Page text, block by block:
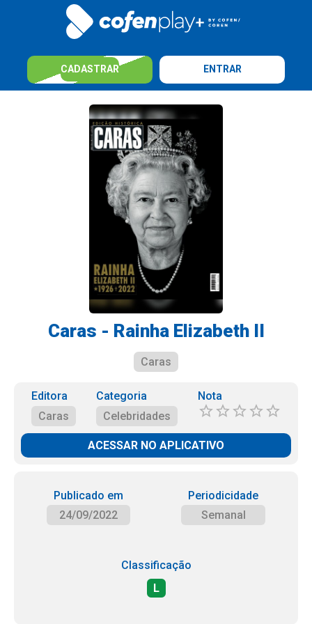
CADASTRAR ENTRAR
Caras - Rainha Elizabeth II
Caras
Editora
Caras
Categoria
Celebridades
Nota
ACESSAR NO APLICATIVO
Publicado em
24/09/2022
Periodicidade
Semanal
Classificação
L